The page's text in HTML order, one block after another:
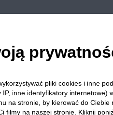
innych!
Mus Jaglanka Pistacje
pliki cookies i inne
inne identyfikatory internetowe)
na stronie, by kierować do Ciebie
filmy na naszej stronie. Kliknij